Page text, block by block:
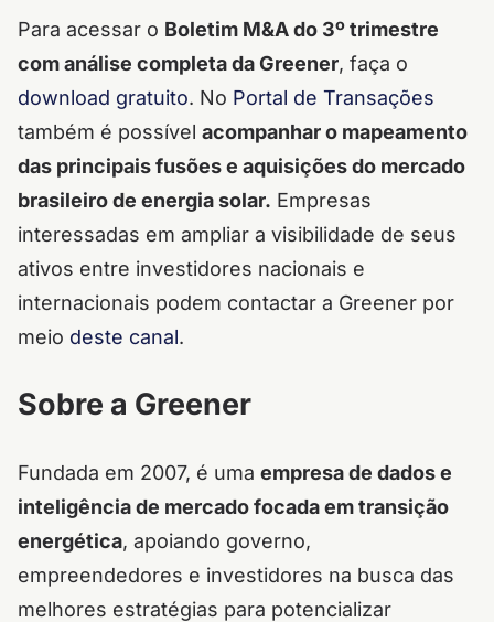
Para acessar o Boletim M&A do 3º trimestre
com análise completa da Greener, faça o
download gratuito. No Portal de Transações
também é possível acompanhar o mapeamento
das principais fusões e aquisições do mercado
brasileiro de energia solar. Empresas
interessadas em ampliar a visibilidade de seus
ativos entre investidores nacionais e
internacionais podem contactar a Greener por
meio deste canal.
Sobre a Greener
Fundada em 2007, é uma empresa de dados e
inteligência de mercado focada em transição
energética, apoiando governo,
empreendedores e investidores na busca das
melhores estratégias para potencializar